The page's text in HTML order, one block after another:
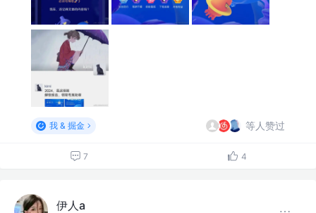
我 & 掘金 等人赞过
7 4
伊人a